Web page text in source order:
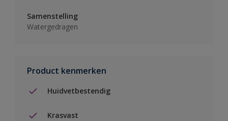
Samenstelling
Watergedragen
Product kenmerken
Huidvetbestendig
Krasvast